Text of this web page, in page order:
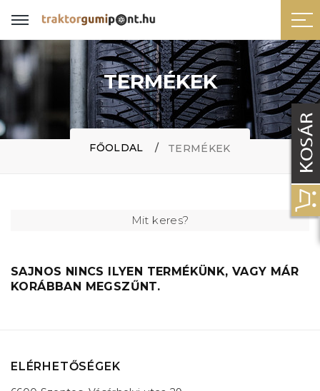
TERMÉKEK
FŐOLDAL TERMÉKEK
Mit keres?
SAJNOS NINCS ILYEN TERMÉKÜNK, VAGY MÁR
KORÁBBAN MEGSZŰNT.
ELÉRHETŐSÉGEK